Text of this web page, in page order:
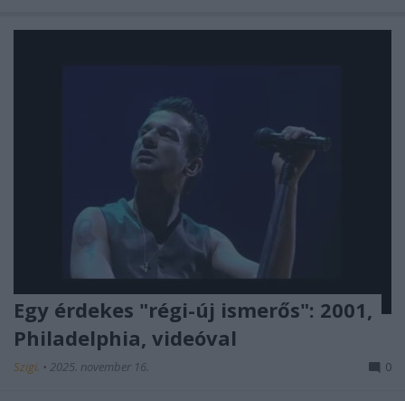
Egy érdekes "régi-új ismerős": 2001,
Philadelphia, videóval
Szigi. • 2025. november 16. 0